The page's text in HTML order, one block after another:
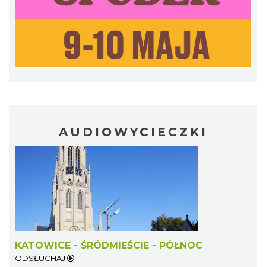
Silesia Marathon 2026
2026-10-04
Fajer Festiwal 2026
3.99 km
AUDIOWYCIECZKI
KATOWICE - ŚRÓDMIEŚCIE - PÓŁNOC
ODSŁUCHAJ